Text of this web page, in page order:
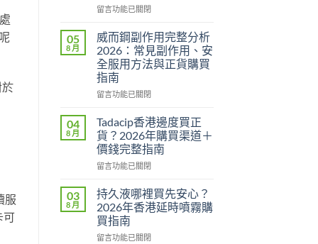
服
可
在
馬
糖
Hamer
效
果
真
有
用
還
是
心
作
用？
2026
香
港
留言功能已關閉
05
8 月
威而鋼副作用完整分析
2026：常見副作用、安
全服用方法與正貨購買
指南
在
而
鋼
副
作
用
整
分
析
2026：
常
留言功能已關閉
04
8 月
Tadacip香港邊度買正
貨？2026年購買渠道＋
價錢完整指南
在
香
港
邊
度
買
留言功能已關閉
03
8 月
持久液哪裡買先安心？
2026年香港延時噴霧購
買指南
在
留言功能已關閉